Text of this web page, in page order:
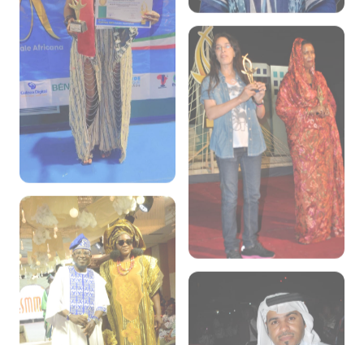
Ce site utilise des cookies pour mesurer sa fréquentation.
En cliquant sur « Accepter », vous autorisez ce suivi. Vous
pouvez refuser sans que cela n'affecte votre navigation.
REFUSER